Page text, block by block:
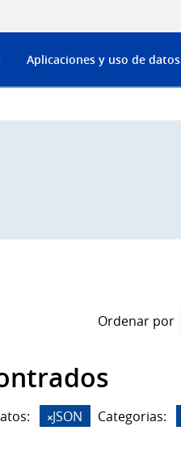
Aplicaciones y uso de datos
Ordenar por
JSON Categorias: